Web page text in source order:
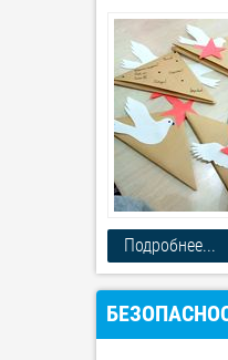
Подробнее...